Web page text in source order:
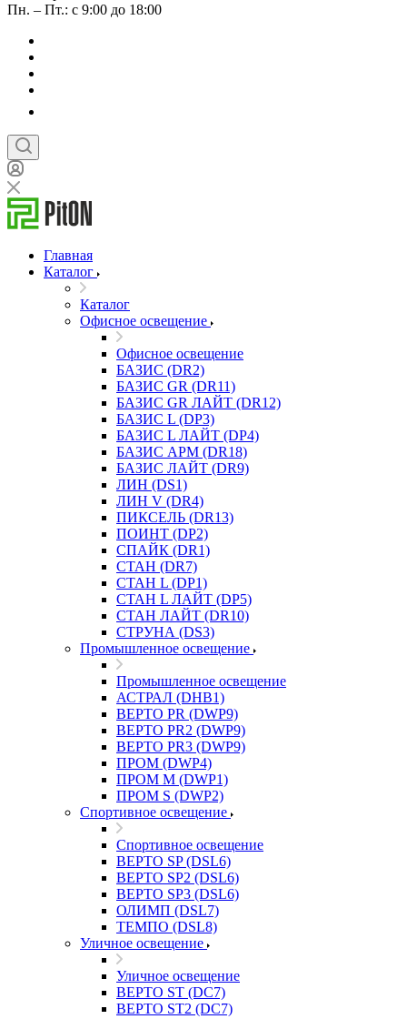
Пн. – Пт.: с 9:00 до 18:00
Главная
Каталог
Каталог
Офисное освещение
Офисное освещение
БАЗИС (DR2)
БАЗИС GR (DR11)
БАЗИС GR ЛАЙТ (DR12)
БАЗИС L (DP3)
БАЗИС L ЛАЙТ (DP4)
БАЗИС АРМ (DR18)
БАЗИС ЛАЙТ (DR9)
ЛИН (DS1)
ЛИН V (DR4)
ПИКСЕЛЬ (DR13)
ПОИНТ (DP2)
СПАЙК (DR1)
СТАН (DR7)
СТАН L (DP1)
СТАН L ЛАЙТ (DP5)
СТАН ЛАЙТ (DR10)
СТРУНА (DS3)
Промышленное освещение
Промышленное освещение
АСТРАЛ (DHB1)
ВЕРТО PR (DWP9)
ВЕРТО PR2 (DWP9)
ВЕРТО PR3 (DWP9)
ПРОМ (DWP4)
ПРОМ M (DWP1)
ПРОМ S (DWP2)
Спортивное освещение
Спортивное освещение
ВЕРТО SP (DSL6)
ВЕРТО SP2 (DSL6)
ВЕРТО SP3 (DSL6)
ОЛИМП (DSL7)
ТЕМПО (DSL8)
Уличное освещение
Уличное освещение
ВЕРТО ST (DC7)
ВЕРТО ST2 (DC7)